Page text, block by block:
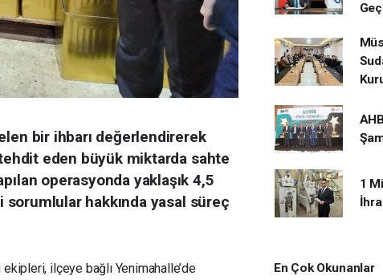
bir ihbarı değerlendirerek
eden büyük miktarda sahte
operasyonda yaklaşık 4,5
hakkında yasal süreç
ilçeye bağlı Yenimahalle’de
1
En Çok Okunanlar